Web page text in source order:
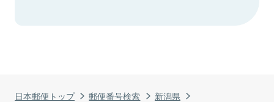
日本郵便トップ 郵便番号検索
新潟県